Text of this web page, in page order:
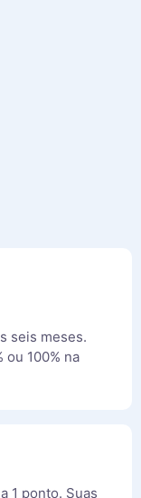
seis meses.
100% na
1 ponto. Suas